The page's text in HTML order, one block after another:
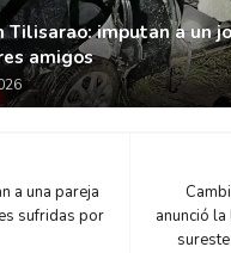
Tilisarao: imputan a un
amigos
anunció
a una pareja
sufridas por